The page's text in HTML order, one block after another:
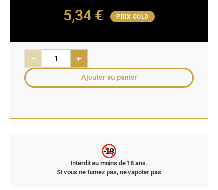
5,34 € PRIX GOLD
− +
Ajouter au panier
-18
Interdit au moins de 18 ans.
Si vous ne fumez pas, ne vapoter pas